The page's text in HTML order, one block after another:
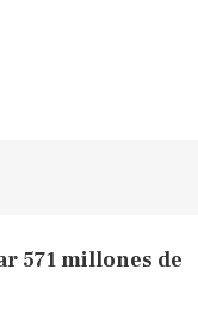
571 millones de